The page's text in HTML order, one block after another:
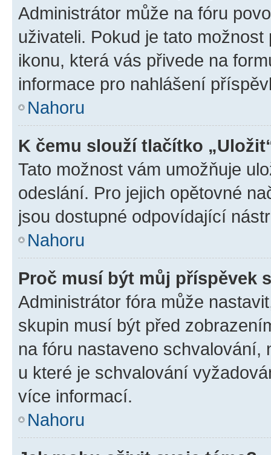
Administrátor může na fóru
uživateli. Pokud je tato
ikonu, která vás přivede na
informace pro nahlášení
Nahoru
K čemu slouží tlačítko
Tato možnost vám umožňuje
odeslání. Pro jejich opětovné
jsou dostupné odpovídající
Nahoru
Proč musí být můj příspěvek
Administrátor fóra může
skupin musí být před
na fóru nastaveno schvalování,
u které je schvalování
více informací.
Nahoru